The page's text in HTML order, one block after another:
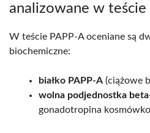
analizowane w teście
W teście PAPP-A oceniane są
biochemiczne:
białko PAPP-A (ciążowe
wolna podjednostka
gonadotropina